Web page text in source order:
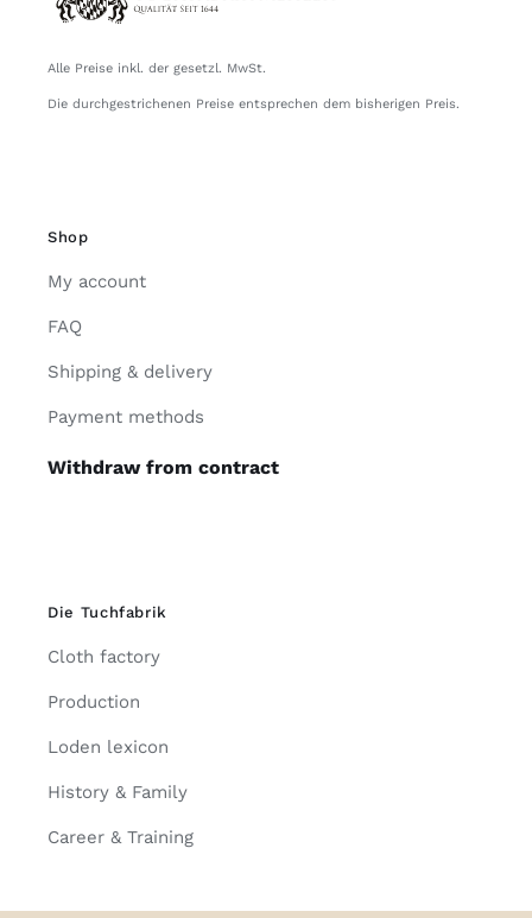
Alle Preise inkl. der gesetzl. MwSt.
Die durchgestrichenen Preise entsprechen dem bisherigen Preis.
Shop
My account
FAQ
Shipping & delivery
Payment methods
Withdraw from contract
Die Tuchfabrik
Cloth factory
Production
Loden lexicon
History & Family
Career & Training